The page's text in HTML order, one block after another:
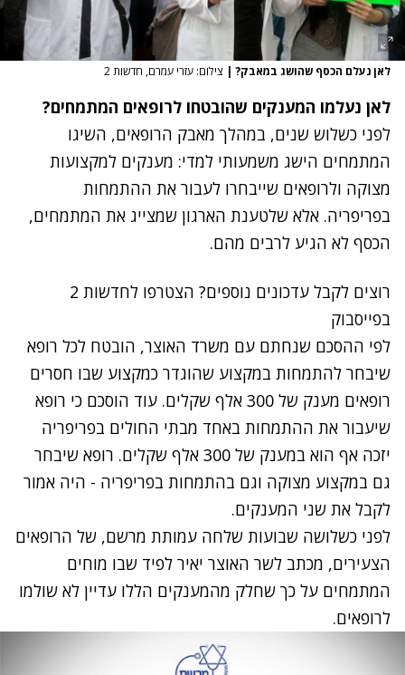
לאן נעלם הכסף שהושג במאבק? | צילום: עזרי עמרם, חדשות 2
לאן נעלמו המענקים שהובטחו לרופאים המתמחים?
לפני כשלוש שנים, במהלך מאבק הרופאים, השיגו
המתמחים הישג משמעותי למדי: מענקים למקצועות
מצוקה ולרופאים שייבחרו לעבור את ההתמחות
בפריפריה. אלא שלטענת הארגון שמצייג את המתמחים,
הכסף לא הגיע לרבים מהם.
רוצים לקבל עדכונים נוספים? הצטרפו לחדשות 2
בפייסבוק
לפי ההסכם שנחתם עם משרד האוצר, הובטח לכל רופא
שיבחר להתמחות במקצוע שהוגדר כמקצוע שבו חסרים
רופאים מענק של 300 אלף שקלים. עוד הוסכם כי רופא
שיעבור את ההתמחות באחד מבתי החולים בפריפריה
יזכה אף הוא במענק של 300 אלף שקלים. רופא שיבחר
גם במקצוע מצוקה וגם בהתמחות בפריפריה - היה אמור
לקבל את שני המענקים.
לפני כשלושה שבועות שלחה עמותת מרשם, של הרופאים
הצעירים, מכתב לשר האוצר יאיר לפיד שבו מוחים
המתמחים על כך שחלק מהמענקים הללו עדיין לא שולמו
לרופאים.